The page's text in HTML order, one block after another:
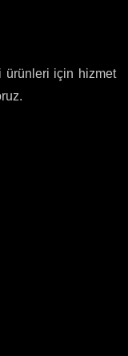
ürünleri için hizmet